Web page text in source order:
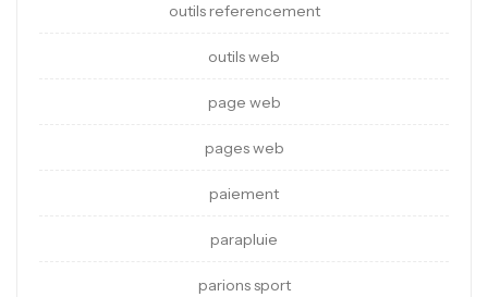
outils referencement
outils web
page web
pages web
paiement
parapluie
parions sport